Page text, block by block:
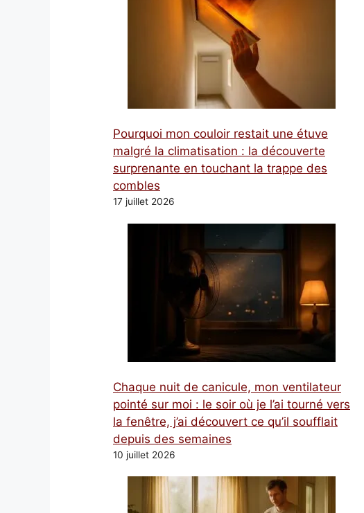
Pourquoi mon couloir restait une étuve
malgré la climatisation : la découverte
surprenante en touchant la trappe des
combles
17 juillet 2026
Chaque nuit de canicule, mon ventilateur
pointé sur moi : le soir où je l’ai tourné vers
la fenêtre, j’ai découvert ce qu’il soufflait
depuis des semaines
10 juillet 2026